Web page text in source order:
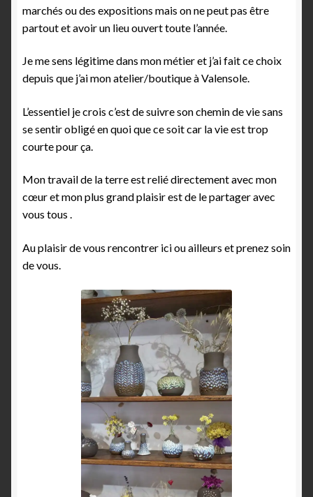
marchés ou des expositions mais on ne peut pas être
partout et avoir un lieu ouvert toute l’année.
Je me sens légitime dans mon métier et j’ai fait ce choix
depuis que j’ai mon atelier/boutique à Valensole.
L’essentiel je crois c’est de suivre son chemin de vie sans
se sentir obligé en quoi que ce soit car la vie est trop
courte pour ça.
Mon travail de la terre est relié directement avec mon
cœur et mon plus grand plaisir est de le partager avec
vous tous .
Au plaisir de vous rencontrer ici ou ailleurs et prenez soin
de vous.